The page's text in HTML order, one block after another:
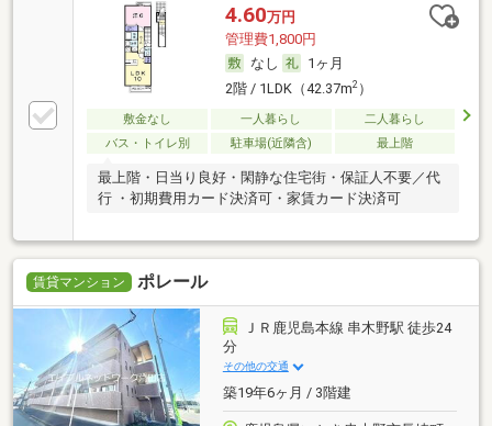
4.60万円
管理費1,800円
なし
1ヶ月
2階 / 1LDK（42.37m2）
敷金なし 一人暮らし
二人暮らし
バス・トイレ別
駐車場(近隣含) 最上階
最上階・日当り良好・閑静な住宅街・保証人不要／代
行 ・初期費用カード決済可・家賃カード決済可
賃貸マンション ポレール
ＪＲ鹿児島本線 串木野駅 徒歩24
分
その他の交通
築19年6ヶ月 / 3階建